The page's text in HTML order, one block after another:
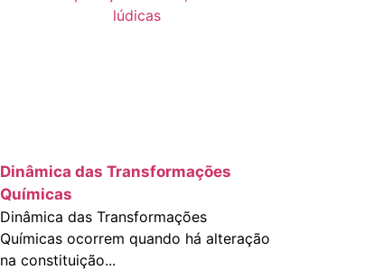
Dinâmica das Transformações
Químicas
Dinâmica das Transformações
Químicas ocorrem quando há alteração
na constituição...